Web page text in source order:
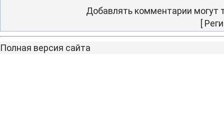
Добавлять комментарии могут
[
Полная версия сайта